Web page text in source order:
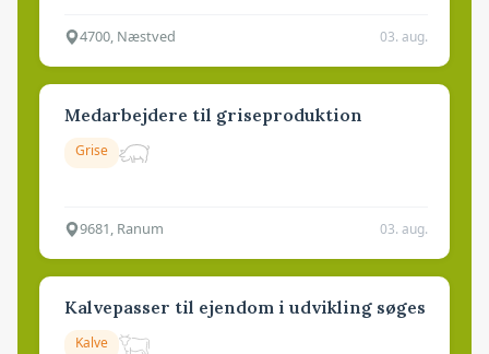
4700, Næstved 03. aug.
Medarbejdere til griseproduktion
Grise
9681, Ranum 03. aug.
Kalvepasser til ejendom i udvikling søges
Kalve